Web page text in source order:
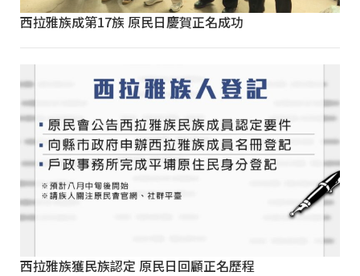
西拉雅族成第17族 原民日慶賀正名成功
西拉雅族獲民族認定 原民日回顧正名歷程